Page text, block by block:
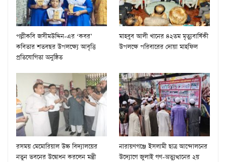
পল্লীকবি জসীমউদ্দিন-এর ‘কবর’
কবিতার শতবছর উপলক্ষ্যে আবৃত্তি
প্রতিযোগিতা অনুষ্ঠিত
মাহবুব আলী খানের ৪২তম মৃত্যুবার্ষিকী
উপলক্ষে পরিবারের দোয়া মাহফিল
রসময় মেমোরিয়াল উচ্চ বিদ্যালয়ের
নতুন ভবনের উদ্বোধন করলেন মন্ত্রী
নারায়ণগঞ্জে ইসলামী ছাত্র আন্দোলনের
উদ্যোগে জুলাই গণ-অভ্যুত্থানের ২য়